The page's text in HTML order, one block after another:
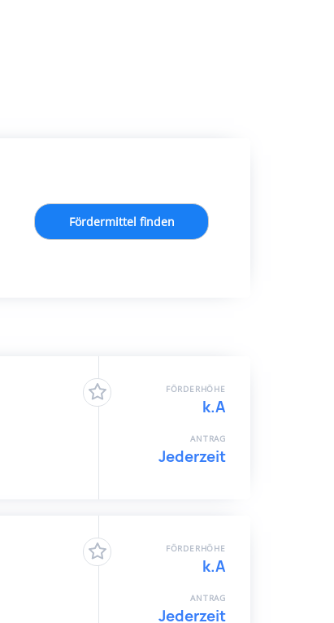
Fördermittel finden
FÖRDERHÖHE
k.A
ANTRAG
Jederzeit
FÖRDERHÖHE
k.A
ANTRAG
Jederzeit